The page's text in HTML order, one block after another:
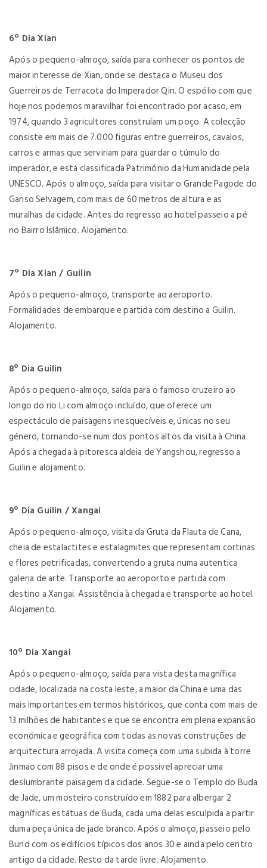
6º Dia Xian
Após o pequeno-almoço, saída para conhecer os pontos de
maior interesse de Xian, onde se destaca o Museu dos
Guerreiros de Terracota do Imperador Qin. O espólio com que
hoje nos podemos maravilhar foi encontrado por acaso, em
1974, quando 3 agricultores construíam um poço. A colecção
consiste em mais de 7.000 figuras entre guerreiros, cavalos,
carros e armas que serviriam para guardar o túmulo do
imperador, e está classificada Património da Humanidade pela
UNESCO. Após o almoço, saída para visitar o Grande Pagode do
Ganso Selvagem, com mais de 60 metros de altura e as
muralhas da cidade. Antes do regresso ao hotel passeio a pé
no Bairro Islâmico. Alojamento.
7º Dia Xian / Guilin
Após o pequeno-almoço, transporte ao aeroporto.
Formalidades de embarque e partida com destino a Guilin.
Alojamento.
8º Dia Guilin
Após o pequeno-almoço, saída para o famoso cruzeiro ao
longo do rio Li com almoço incluído, que oferece um
espectáculo de paisagens inesquecíveis e, únicas no seu
género, tornando-se num dos pontos altos da visita à China.
Após a chegada à pitoresca aldeia de Yangshou, regresso a
Guilin e alojamento.
9º Dia Guilin / Xangai
Após o pequeno-almoço, visita da Gruta da Flauta de Cana,
cheia de estalactites e estalagmites que representam cortinas
e flores petrificadas, convertendo a gruta numa autentica
galeria de arte. Transporte ao aeroporto e partida com
destino a Xangai. Assistência à chegada e transporte ao hotel.
Alojamento.
10º Dia Xangai
Após o pequeno-almoço, saída para vista desta magnífica
cidade, localizada na costa leste, a maior da China e uma das
mais importantes em termos históricos, que conta com mais de
13 milhões de habitantes e que se encontra em plena expansão
económica e geográfica com todas as novas construções de
arquitectura arrojada. A visita começa com uma subida à torre
Jinmao com 88 pisos e de onde é possivel apreciar uma
deslumbrante paisagem da cidade. Segue-se o Templo do Buda
de Jade, um mosteiro construído em 1882 para albergar 2
magníficas estátuas de Buda, cada uma delas esculpida a partir
duma peça única de jade branco. Após o almoço, passeio pelo
Bund com os edifícios típicos dos anos 30 e ainda pelo centro
antigo da cidade. Resto da tarde livre. Alojamento.